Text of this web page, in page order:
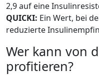
2,9 auf eine
QUICKI: Ein Wert, bei
reduzierte
Wer kann von
profitieren?